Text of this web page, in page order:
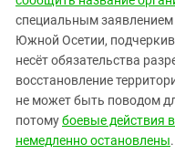
специальным
Южной Осетии,
несёт обязательства
восстановление
не может быть поводом
потомубоевые действия
немедленно остановлены.